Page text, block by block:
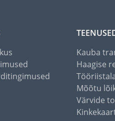
Kauba
Haagise
Mõõtu
Värvide